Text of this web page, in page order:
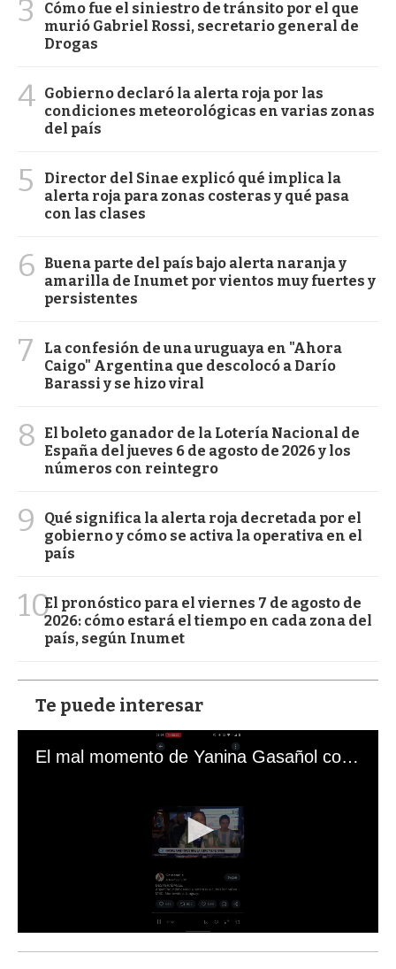
3
Cómo fue el siniestro de tránsito por el que
murió Gabriel Rossi, secretario general de
Drogas
4 Gobierno declaró la alerta roja por las
condiciones meteorológicas en varias zonas
del país
5
Director del Sinae explicó qué implica la
alerta roja para zonas costeras y qué pasa
con las clases
6
Buena parte del país bajo alerta naranja y
amarilla de Inumet por vientos muy fuertes y
persistentes
7
La confesión de una uruguaya en "Ahora
Caigo" Argentina que descolocó a Darío
Barassi y se hizo viral
8
El boleto ganador de la Lotería Nacional de
España del jueves 6 de agosto de 2026 y los
números con reintegro
9
Qué significa la alerta roja decretada por el
gobierno y cómo se activa la operativa en el
país
10El pronóstico para el viernes 7 de agosto de
2026: cómo estará el tiempo en cada zona del
país, según Inumet
Te puede interesar
El mal momento de Yanina Gasañol con un hincha argentino en "Subrayado"
s